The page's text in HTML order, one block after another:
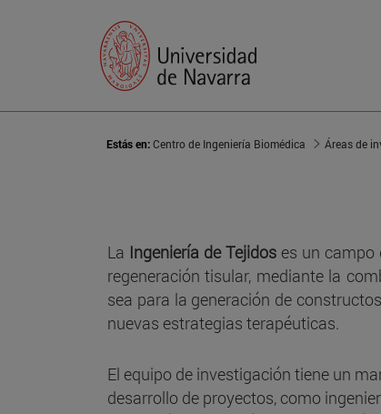
Estás en:Centro de Ingeniería Biomédica Áreas de
La Ingeniería de Tejidos es un campo
regeneración tisular, mediante la
sea para la generación de
nuevas estrategias terapéuticas.
El equipo de investigación tiene un
desarrollo de proyectos, como